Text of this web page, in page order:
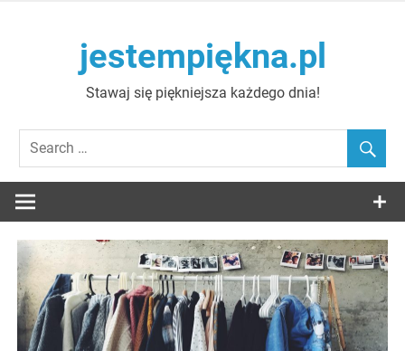
jestempiękna.pl
Stawaj się piękniejsza każdego dnia!